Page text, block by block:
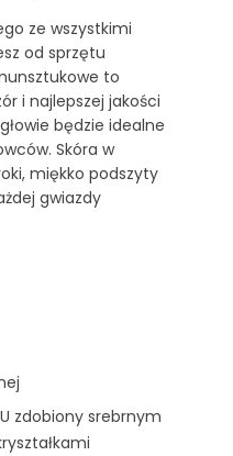
ze wszystkimi
od sprzętu
to
i najlepszej jakości
będzie idealne
Skóra w
miękko podszyty
gwiazdy
zdobiony srebrnym